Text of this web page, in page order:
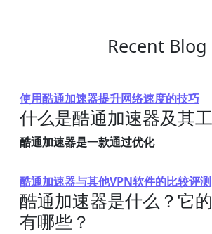
Recent Blog
使用酷通加速器提升网络速度的技巧
什么是酷通加速器及其
酷通加速器是一款通过优化
酷通加速器与其他VPN软件的比较评测
酷通加速器是什么？它
有哪些？